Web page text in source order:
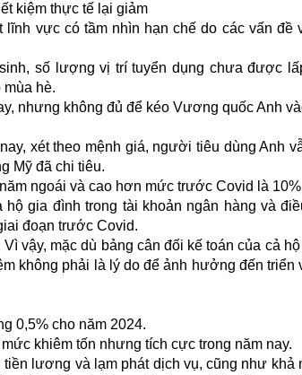
kiệm thực tế lại giảm
vực có tầm nhìn hạn chế do các vấn đề
số lượng vị trí tuyển dụng chưa được
hè.
nhưng không đủ để kéo Vương quốc Anh
xét theo mệnh giá, người tiêu dùng Anh
Mỹ đã chi tiêu.
ngoái và cao hơn mức trước Covid là
gia đình trong tài khoản ngân hàng và
đoạn trước Covid.
vậy, mặc dù bảng cân đối kế toán của cả
không phải là lý do để ảnh hưởng đến triển
0,5% cho năm 2024.
khiêm tốn nhưng tích cực trong năm nay.
lương và lạm phát dịch vụ, cũng như khả